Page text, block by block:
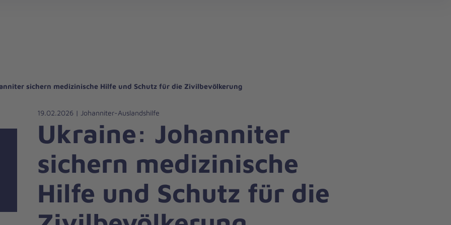
sichern medizinische Hilfe und Schutz für die Zivilbevölkerung
19.02.2026 | Johanniter-Auslandshilfe
Ukraine: Johanniter
sichern medizinische
Hilfe und Schutz für die